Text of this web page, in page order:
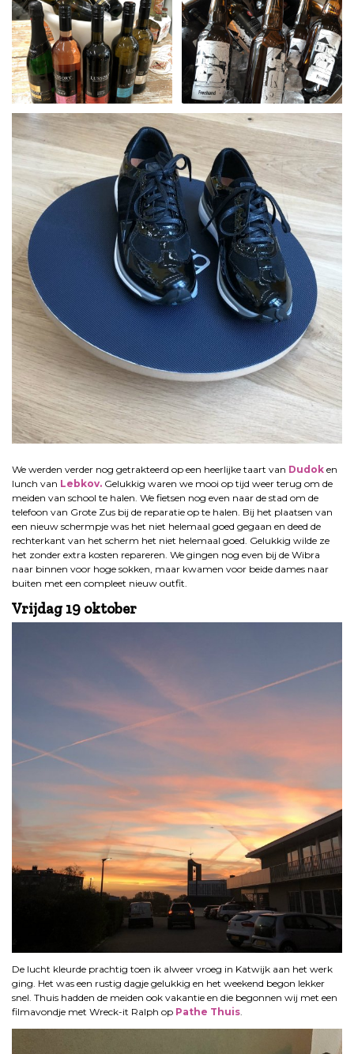
We werden verder nog getrakteerd op een heerlijke taart van Dudok en
lunch van Lebkov. Gelukkig waren we mooi op tijd weer terug om de
meiden van school te halen. We fietsen nog even naar de stad om de
telefoon van Grote Zus bij de reparatie op te halen. Bij het plaatsen van
een nieuw schermpje was het niet helemaal goed gegaan en deed de
rechterkant van het scherm het niet helemaal goed. Gelukkig wilde ze
het zonder extra kosten repareren. We gingen nog even bij de Wibra
naar binnen voor hoge sokken, maar kwamen voor beide dames naar
buiten met een compleet nieuw outfit.
Vrijdag 19 oktober
De lucht kleurde prachtig toen ik alweer vroeg in Katwijk aan het werk
ging. Het was een rustig dagje gelukkig en het weekend begon lekker
snel. Thuis hadden de meiden ook vakantie en die begonnen wij met een
filmavondje met Wreck-it Ralph op Pathe Thuis